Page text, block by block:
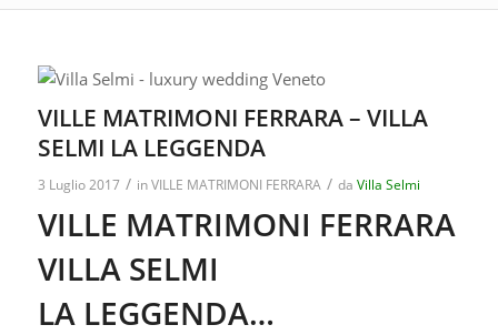
VILLE MATRIMONI FERRARA – VILLA
SELMI LA LEGGENDA
3 Luglio 2017 / inVILLE MATRIMONI FERRARA / da Villa Selmi
VILLE MATRIMONI FERRARA
VILLA SELMI
LA LEGGENDA…